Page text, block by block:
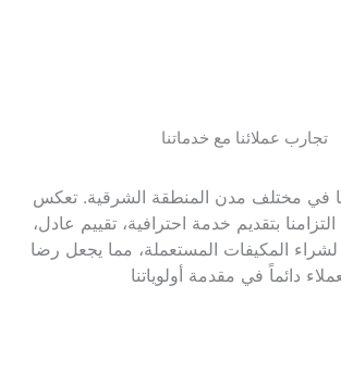
تجارب عملائنا مع خدماتنا
في مختلف مدن المنطقة الشرقية. تعكس
بتقديم خدمة احترافية، تقييم عادل،
المكيفات المستعملة، مما يجعل رضا